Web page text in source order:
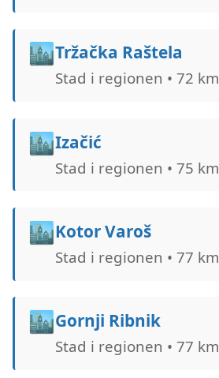
🏙️Tržačka Raštela
Stad i regionen • 72 km
🏙️Izačić
Stad i regionen • 75 km
🏙️Kotor Varoš
Stad i regionen • 77 km
🏙️Gornji Ribnik
Stad i regionen • 77 km